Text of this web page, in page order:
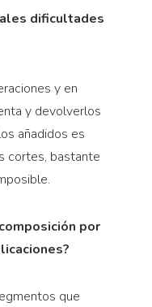
dificultades
y en
y devolverlos
añadidos es
cortes, bastante
por
que